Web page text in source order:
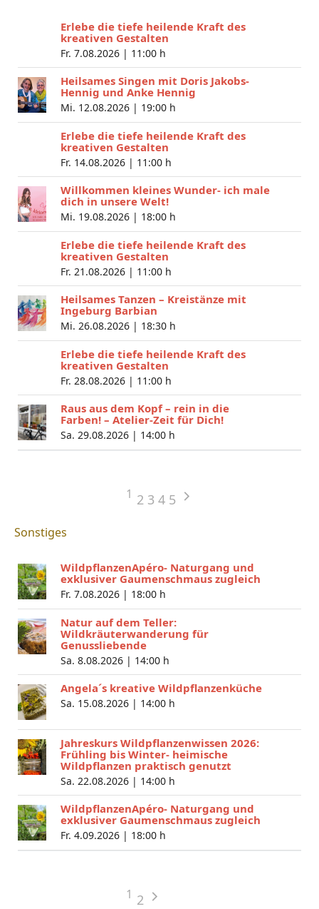
Erlebe die tiefe heilende Kraft des
kreativen Gestalten
Fr. 7.08.2026 | 11:00 h
Heilsames Singen mit Doris Jakobs-
Hennig und Anke Hennig
Mi. 12.08.2026 | 19:00 h
Erlebe die tiefe heilende Kraft des
kreativen Gestalten
Fr. 14.08.2026 | 11:00 h
Willkommen kleines Wunder- ich male
dich in unsere Welt!
Mi. 19.08.2026 | 18:00 h
Erlebe die tiefe heilende Kraft des
kreativen Gestalten
Fr. 21.08.2026 | 11:00 h
Heilsames Tanzen – Kreistänze mit
Ingeburg Barbian
Mi. 26.08.2026 | 18:30 h
Erlebe die tiefe heilende Kraft des
kreativen Gestalten
Fr. 28.08.2026 | 11:00 h
Raus aus dem Kopf – rein in die
Farben! – Atelier-Zeit für Dich!
Sa. 29.08.2026 | 14:00 h
1 2 3 4 5
Sonstiges
WildpflanzenApéro- Naturgang und
exklusiver Gaumenschmaus zugleich
Fr. 7.08.2026 | 18:00 h
Natur auf dem Teller:
Wildkräuterwanderung für
Genussliebende
Sa. 8.08.2026 | 14:00 h
Angela´s kreative Wildpflanzenküche
Sa. 15.08.2026 | 14:00 h
Jahreskurs Wildpflanzenwissen 2026:
Frühling bis Winter- heimische
Wildpflanzen praktisch genutzt
Sa. 22.08.2026 | 14:00 h
WildpflanzenApéro- Naturgang und
exklusiver Gaumenschmaus zugleich
Fr. 4.09.2026 | 18:00 h
1 2